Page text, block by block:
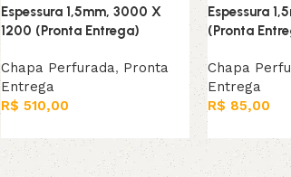
Espessura 1,5mm, 3000 X
1200 (Pronta Entrega)
Chapa Perfurada, Pronta
Entrega
R$ 510,00
Espessura
(Pronta
Chapa
Entrega
R$ 85,00